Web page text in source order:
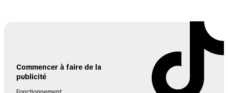
Commencer à faire de la
publicité